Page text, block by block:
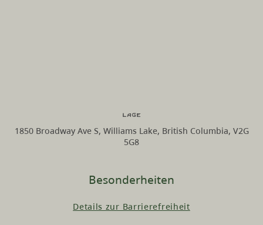
Besonderheiten
Details zur Barrierefreiheit
Lage
1850 Broadway Ave S, Williams Lake, British Columbia, V2G
5G8